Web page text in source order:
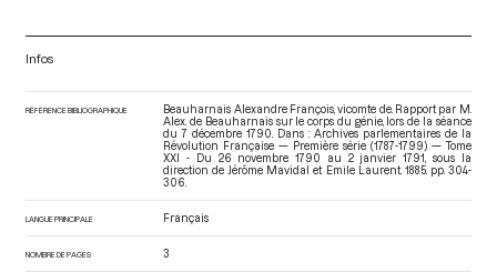
Infos
RÉFÉRENCE BIBLIOGRAPHIQUE
Beauharnais Alexandre François, vicomte de. Rapport par M.
Alex. de Beauharnais sur le corps du génie, lors de la séance
du 7 décembre 1790. Dans : Archives parlementaires de la
Révolution Française — Première série (1787-1799) — Tome
XXI - Du 26 novembre 1790 au 2 janvier 1791
, sous la
direction de Jérôme Mavidal et Emile Laurent. 1885. pp. 304-
306.
LANGUE PRINCIPALE Français
NOMBRE DE PAGES 3